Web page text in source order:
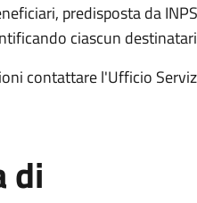
predisposta da
ciascun
contattare l'Ufficio
di